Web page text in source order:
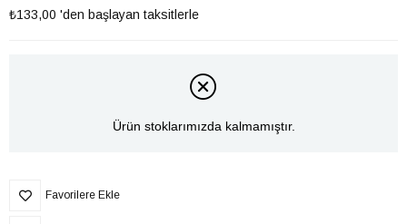
₺133,00 'den başlayan taksitlerle
Ürün stoklarımızda kalmamıştır.
Favorilere Ekle